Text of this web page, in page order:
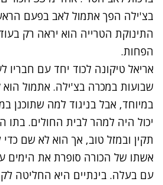
בצ'ילה הפך אתמול לאב בפעם
התינוקת הטרייה הוא יראה רק
הפחות.
אריאל טיקונה לכוד יחד עם חבריו
שבועות במכרה בצ'ילה. אתמול
במיוחד, אבל בניגוד למה שתוכנן
יכול היה למהר לבית החולים.
תקין ובמזל טוב, אך הוא לא שם
אשתו של הכורה סופרת את הימים
עם בעלה. בינתיים היא החליטה